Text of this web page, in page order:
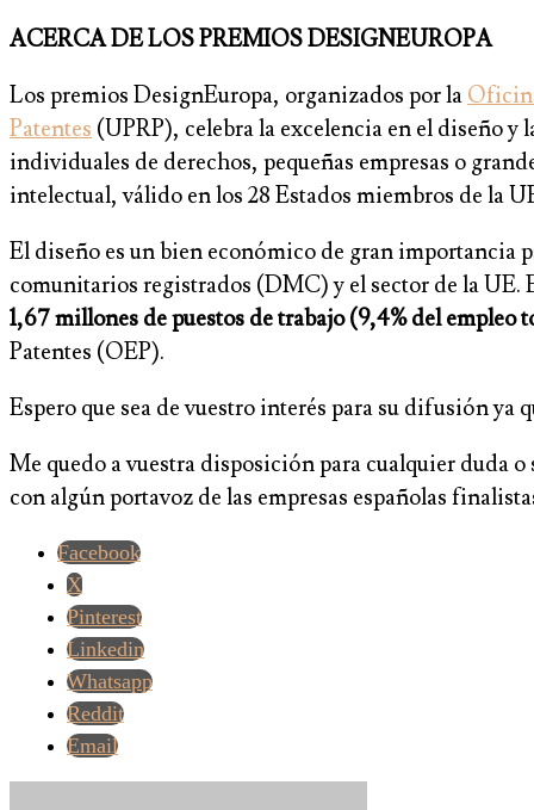
ACERCA DE LOS PREMIOS DESIGNEUROPA
Los premios DesignEuropa, organizados por la
Patentes (UPRP), celebra la excelencia en el diseño
individuales de derechos, pequeñas empresas o
intelectual, válido en los 28 Estados miembros de la
El diseño es un bien económico de gran importancia
comunitarios registrados (DMC) y el sector de la UE.
1,67 millones de puestos de trabajo (9,4% del empleo
Patentes (OEP).
Espero que sea de vuestro interés para su difusión
Me quedo a vuestra disposición para cualquier duda
con algún portavoz de las empresas españolas
Facebook
X
Pinterest
Linkedin
Whatsapp
Reddit
Email